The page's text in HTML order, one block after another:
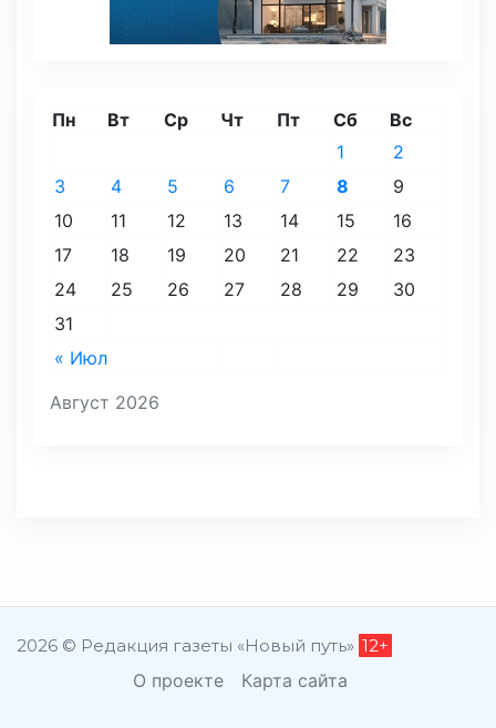
Август 2026
Пн Вт Ср Чт Пт Сб Вс
« Июл
1
2
3
4 5 6 7 8
9
10
11 12 13 14 15
16
17
18 19 20 21 22
23
24
25 26 27 28 29
30
31
2026 © Редакция газеты «Новый путь» 12+
О проекте Карта сайта